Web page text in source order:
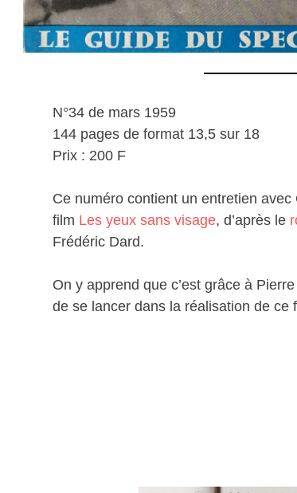
N°34 de mars 1959
144 pages de format 13,5 sur 18
Prix : 200 F
Ce numéro contient un entretien
film Les yeux sans visage, d’après le
Frédéric Dard.
On y apprend que c’est grâce à
de se lancer dans la réalisation de ce